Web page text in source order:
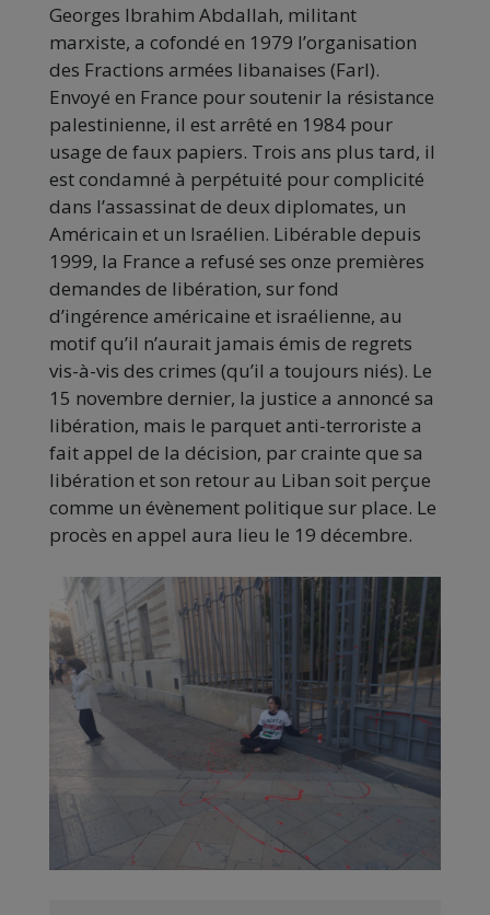
Georges Ibrahim Abdallah, militant
marxiste, a cofondé en 1979 l’organisation
des Fractions armées libanaises (Farl).
Envoyé en France pour soutenir la résistance
palestinienne, il est arrêté en 1984 pour
usage de faux papiers. Trois ans plus tard, il
est condamné à perpétuité pour complicité
dans l’assassinat de deux diplomates, un
Américain et un Israélien. Libérable depuis
1999, la France a refusé ses onze premières
demandes de libération, sur fond
d’ingérence américaine et israélienne, au
motif qu’il n’aurait jamais émis de regrets
vis-à-vis des crimes (qu’il a toujours niés). Le
15 novembre dernier, la justice a annoncé sa
libération, mais le parquet anti-terroriste a
fait appel de la décision, par crainte que sa
libération et son retour au Liban soit perçue
comme un évènement politique sur place. Le
procès en appel aura lieu le 19 décembre.